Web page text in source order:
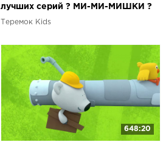
лучших серий ? МИ-МИ-МИШКИ ?
Теремок Kids
648:20